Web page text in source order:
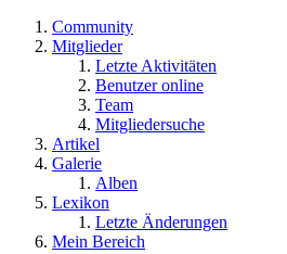
Community
Mitglieder
Letzte Aktivitäten
Benutzer online
Team
Mitgliedersuche
Artikel
Galerie
Alben
Lexikon
Letzte Änderungen
Mein Bereich